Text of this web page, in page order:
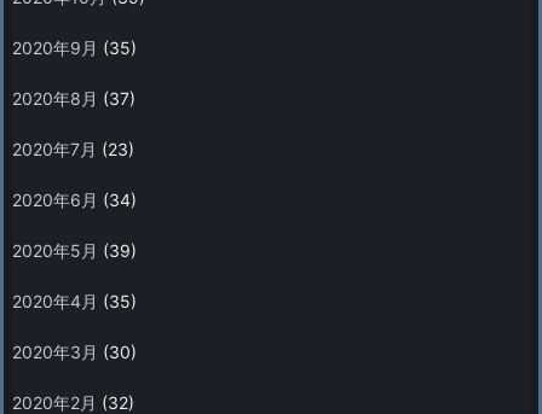
2020年9月 (35)
2020年8月 (37)
2020年7月 (23)
2020年6月 (34)
2020年5月 (39)
2020年4月 (35)
2020年3月 (30)
2020年2月 (32)